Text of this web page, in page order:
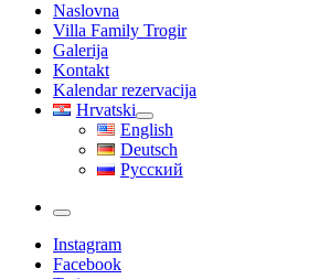
Naslovna
Villa Family Trogir
Galerija
Kontakt
Kalendar rezervacija
Hrvatski
English
Deutsch
Русский
More
Instagram
Facebook